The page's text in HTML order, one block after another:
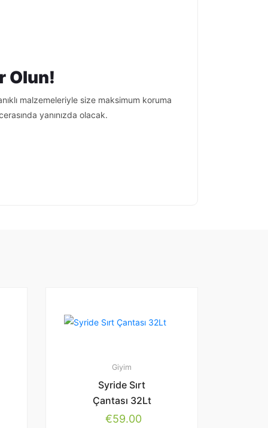
Olun!
malzemeleriyle size maksimum koruma
yanınızda olacak.
Giyim
Syride Sırt
Çantası 32Lt
€59.00